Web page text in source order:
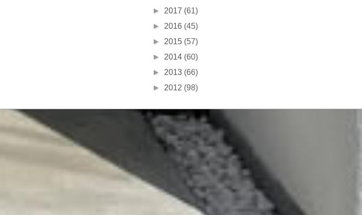
► 2017 (61)
► 2016 (45)
► 2015 (57)
► 2014 (60)
► 2013 (66)
► 2012 (98)